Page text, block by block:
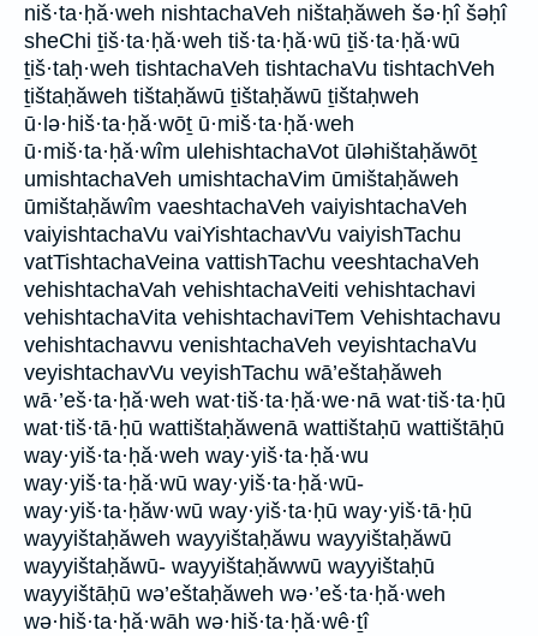
niš·ta·ḥă·weh nishtachaVeh ništaḥăweh šə·ḥî šəḥî
sheChi ṯiš·ta·ḥă·weh tiš·ta·ḥă·wū ṯiš·ta·ḥă·wū
ṯiš·taḥ·weh tishtachaVeh tishtachaVu tishtachVeh
ṯištaḥăweh tištaḥăwū ṯištaḥăwū ṯištaḥweh
ū·lə·hiš·ta·ḥă·wōṯ ū·miš·ta·ḥă·weh
ū·miš·ta·ḥă·wîm ulehishtachaVot ūləhištaḥăwōṯ
umishtachaVeh umishtachaVim ūmištaḥăweh
ūmištaḥăwîm vaeshtachaVeh vaiyishtachaVeh
vaiyishtachaVu vaiYishtachavVu vaiyishTachu
vatTishtachaVeina vattishTachu veeshtachaVeh
vehishtachaVah vehishtachaVeiti vehishtachavi
vehishtachaVita vehishtachaviTem Vehishtachavu
vehishtachavvu venishtachaVeh veyishtachaVu
veyishtachavVu veyishTachu wā’eštaḥăweh
wā·’eš·ta·ḥă·weh wat·tiš·ta·ḥă·we·nā wat·tiš·ta·ḥū
wat·tiš·tā·ḥū wattištaḥăwenā wattištaḥū wattištāḥū
way·yiš·ta·ḥă·weh way·yiš·ta·ḥă·wu
way·yiš·ta·ḥă·wū way·yiš·ta·ḥă·wū-
way·yiš·ta·ḥăw·wū way·yiš·ta·ḥū way·yiš·tā·ḥū
wayyištaḥăweh wayyištaḥăwu wayyištaḥăwū
wayyištaḥăwū- wayyištaḥăwwū wayyištaḥū
wayyištāḥū wə’eštaḥăweh wə·’eš·ta·ḥă·weh
wə·hiš·ta·ḥă·wāh wə·hiš·ta·ḥă·wê·ṯî